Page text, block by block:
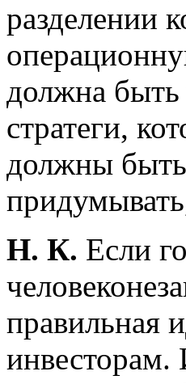
разделении
должна
стратеги,
должны
Н. К. Если
правильная
инвесторам.